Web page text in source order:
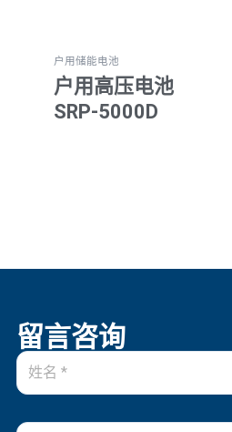
户用储能电池
户用高压电池
SRP-5000D
留言咨询